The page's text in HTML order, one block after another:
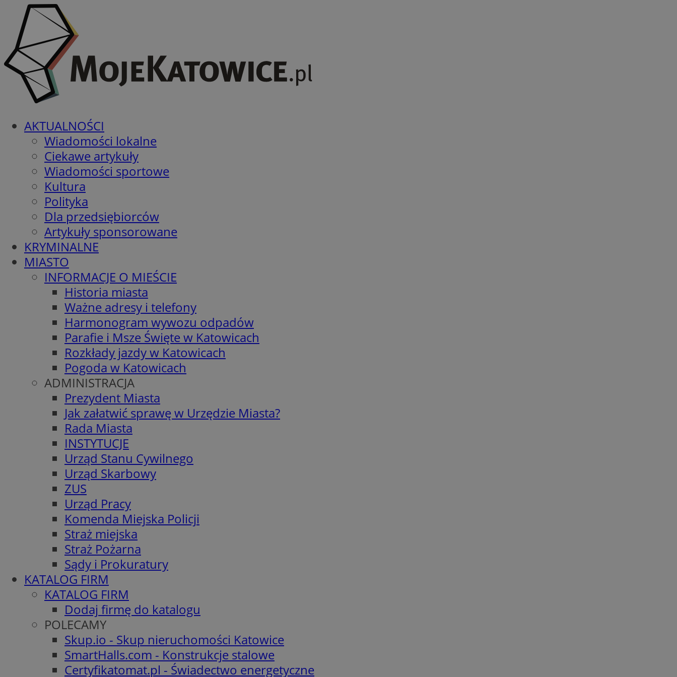
AKTUALNOŚCI
Wiadomości lokalne
Ciekawe artykuły
Wiadomości sportowe
Kultura
Polityka
Dla przedsiębiorców
Artykuły sponsorowane
KRYMINALNE
MIASTO
INFORMACJE O MIEŚCIE
Historia miasta
Ważne adresy i telefony
Harmonogram wywozu odpadów
Parafie i Msze Święte w Katowicach
Rozkłady jazdy w Katowicach
Pogoda w Katowicach
ADMINISTRACJA
Prezydent Miasta
Jak załatwić sprawę w Urzędzie Miasta?
Rada Miasta
INSTYTUCJE
Urząd Stanu Cywilnego
Urząd Skarbowy
ZUS
Urząd Pracy
Komenda Miejska Policji
Straż miejska
Straż Pożarna
Sądy i Prokuratury
KATALOG FIRM
KATALOG FIRM
Dodaj firmę do katalogu
POLECAMY
Skup.io - Skup nieruchomości Katowice
SmartHalls.com - Konstrukcje stalowe
Certyfikatomat.pl - Świadectwo energetyczne